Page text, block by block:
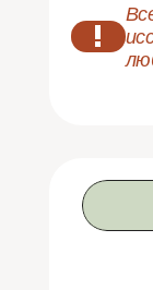
!